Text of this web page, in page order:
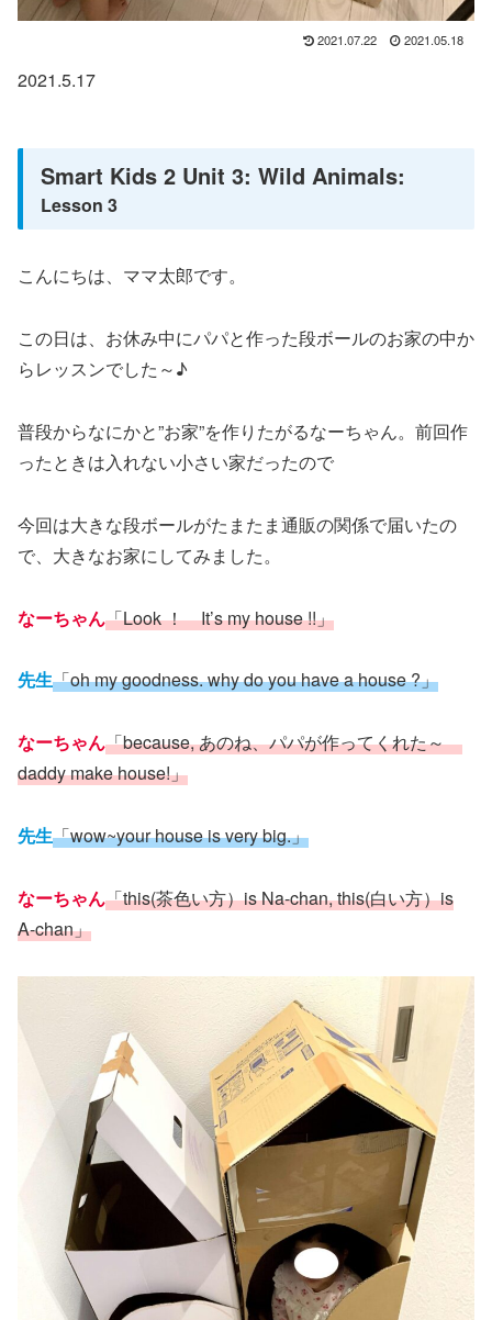
2021.07.22 2021.05.18
2021.5.17
Smart Kids 2 Unit 3: Wild Animals:
Lesson 3
こんにちは、ママ太郎です。
この日は、お休み中にパパと作った段ボールのお家の中か
らレッスンでした～♪
普段からなにかと”お家”を作りたがるなーちゃん。前回作
ったときは入れない小さい家だったので
今回は大きな段ボールがたまたま通販の関係で届いたの
で、大きなお家にしてみました。
なーちゃん「Look ！ It’s my house !!」
先生「oh my goodness. why do you have a house ?」
なーちゃん「because, あのね、パパが作ってくれた～
daddy make house!」
先生「wow~your house is very big.」
なーちゃん「this(茶色い方）is Na-chan, this(白い方）is
A-chan」